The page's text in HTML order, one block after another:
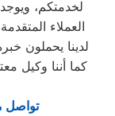
لخدمتكم،
العملاء
لدينا يحملون
كما أننا وكيل
تواصل